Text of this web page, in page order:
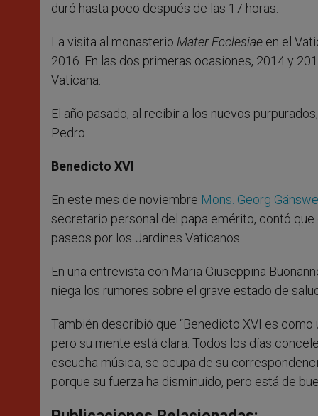
duró hasta poco después de las 17 horas.
La visita al monasterio Mater Ecclesiae en el
2016. En las dos primeras ocasiones, 2014 y
Vaticana.
El año pasado, al recibir a los nuevos
Pedro.
Benedicto XVI
En este mes de noviembre Mons. Georg
secretario personal del papa emérito, contó que
paseos por los Jardines Vaticanos.
En una entrevista con Maria Giuseppina
niega los rumores sobre el grave estado de
También describió que “Benedicto XVI es
pero su mente está clara. Todos los días
escucha música, se ocupa de su
porque su fuerza ha disminuido, pero está de